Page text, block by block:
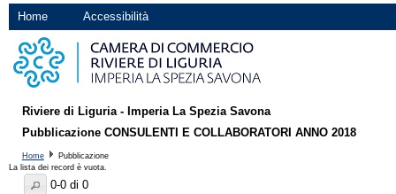
Home Accessibilità
Riviere di Liguria - Imperia La Spezia Savona
Pubblicazione CONSULENTI E COLLABORATORI ANNO 2018
Home
Pubblicazione
La lista dei record è vuota.
0-0 di 0